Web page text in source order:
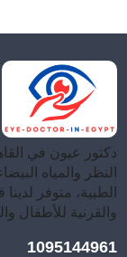
دكتور عيون في
النظر والمياه
الطبية، متوفر
والقرنية للأطفال
1095144961